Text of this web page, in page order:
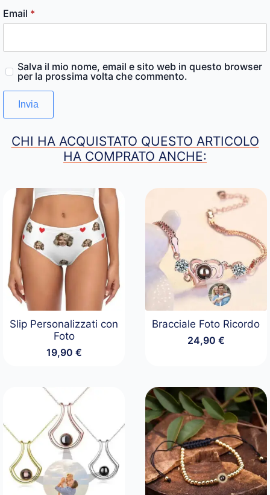
Email *
Salva il mio nome, email e sito web in questo browser
per la prossima volta che commento.
CHI HA ACQUISTATO QUESTO ARTICOLO
HA COMPRATO ANCHE:
Slip Personalizzati con
Foto
19,90 €
Bracciale Foto Ricordo
24,90 €